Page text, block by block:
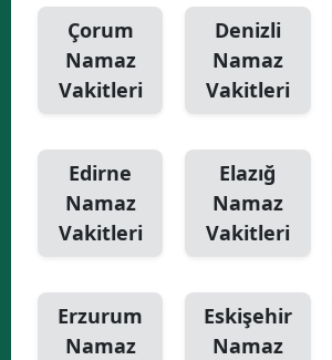
Çorum
Namaz
Vakitleri
Denizli
Namaz
Vakitleri
Edirne
Namaz
Vakitleri
Elazığ
Namaz
Vakitleri
Erzurum
Namaz
Eskişehir
Namaz